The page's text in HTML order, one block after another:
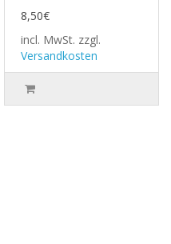
8,50€
incl. MwSt. zzgl.
Versandkosten